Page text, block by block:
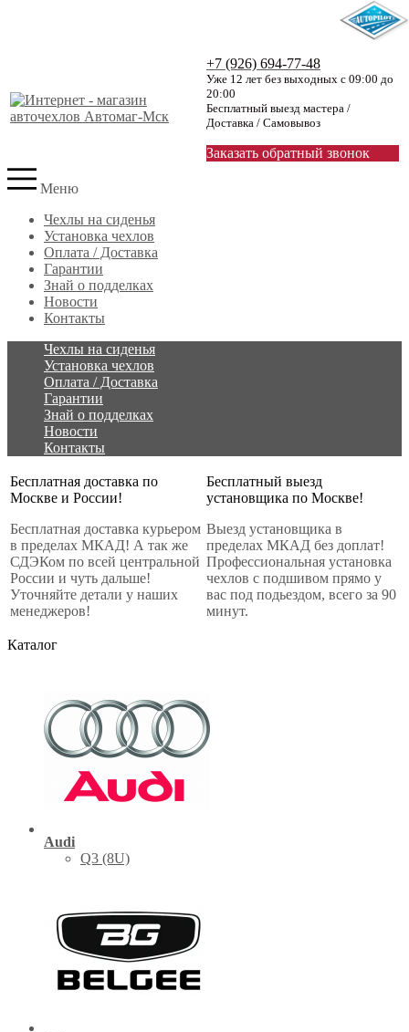
+7 (926) 694-77-48
Уже 12 лет без выходных с 09:00 до
20:00
Бесплатный выезд мастера /
Доставка / Самовывоз
Заказать обратный звонок
Меню
Чехлы на сиденья
Установка чехлов
Оплата / Доставка
Гарантии
Знай о подделках
Новости
Контакты
Чехлы на сиденья
Установка чехлов
Оплата / Доставка
Гарантии
Знай о подделках
Новости
Контакты
Бесплатная доставка по
Москве и России!
Бесплатная доставка курьером
в пределах МКАД! А так же
СДЭКом по всей центральной
России и чуть дальше!
Уточняйте детали у наших
менеджеров!
Бесплатный выезд
установщика по Москве!
Выезд установщика в
пределах МКАД без доплат!
Профессиональная установка
чехлов с подшивом прямо у
вас под подьездом, всего за 90
минут.
Каталог
Audi
Q3 (8U)